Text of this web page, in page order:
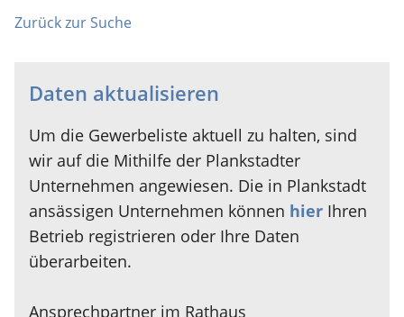
Zurück zur Suche
Daten aktualisieren
Um die Gewerbeliste aktuell zu halten, sind
wir auf die Mithilfe der Plankstadter
Unternehmen angewiesen. Die in Plankstadt
ansässigen Unternehmen können hier Ihren
Betrieb registrieren oder Ihre Daten
überarbeiten.
Ansprechpartner im Rathaus